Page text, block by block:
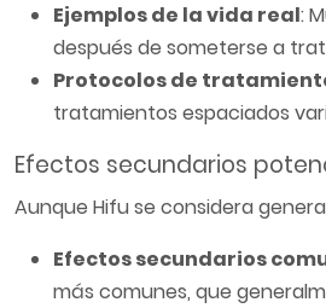
Ejemplos de la vida real:
después de someterse a
Protocolos de
tratamientos espaciados
Efectos secundarios
Aunque Hifu se considera
Efectos secundarios
más comunes, que